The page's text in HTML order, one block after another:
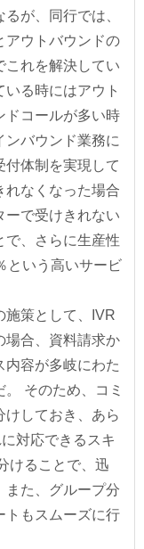
が、同行では、
アウトバウンドの
これを解決してい
る時にはアウト
ドコールが多い時
ンバウンド業務に
付体制を実現して
れなくなった場合
ーで受けきれない
で、さらに生産性
という高いサービ
策として、IVR
場合、資料請求か
内容が多岐にわた
そのため、コミ
けしておき、あら
対応できるスキ
けることで、迅
また、グループ分
トもスムーズに行